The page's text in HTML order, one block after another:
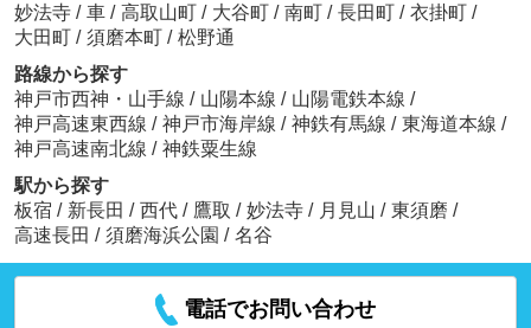
妙法寺 / 車 / 高取山町 / 大谷町 / 南町 / 長田町 / 衣掛町 /
大田町 / 須磨本町 / 松野通
路線から探す
神戸市西神・山手線 / 山陽本線 / 山陽電鉄本線 /
神戸高速東西線 / 神戸市海岸線 / 神鉄有馬線 / 東海道本線 /
神戸高速南北線 / 神鉄粟生線
駅から探す
板宿 / 新長田 / 西代 / 鷹取 / 妙法寺 / 月見山 / 東須磨 /
高速長田 / 須磨海浜公園 / 名谷
電話でお問い合わせ